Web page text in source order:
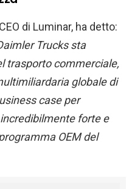
di Luminar, ha detto:
Trucks sta
trasporto commerciale,
globale di
case per
forte e
OEMdel